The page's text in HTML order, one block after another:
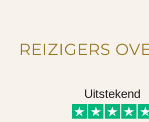
REIZIGERS
Uitstekend